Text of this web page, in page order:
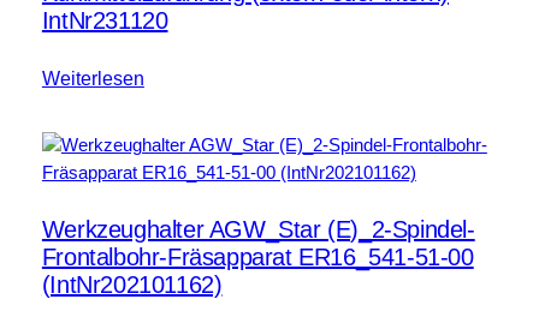
IntNr231120
Weiterlesen
Werkzeughalter AGW_Star (E)_2-Spindel-
Frontalbohr-Fräsapparat ER16_541-51-00
(IntNr202101162)